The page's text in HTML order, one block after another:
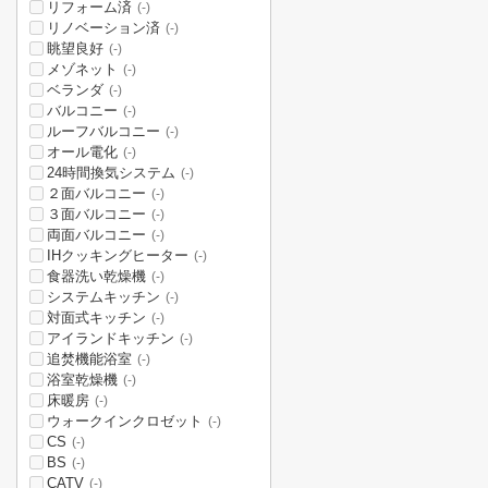
リフォーム済 (-)
リノベーション済 (-)
眺望良好 (-)
メゾネット (-)
ベランダ (-)
バルコニー (-)
ルーフバルコニー (-)
オール電化 (-)
24時間換気システム (-)
２面バルコニー (-)
３面バルコニー (-)
両面バルコニー (-)
IHクッキングヒーター (-)
食器洗い乾燥機 (-)
システムキッチン (-)
対面式キッチン (-)
アイランドキッチン (-)
追焚機能浴室 (-)
浴室乾燥機 (-)
床暖房 (-)
ウォークインクロゼット (-)
CS (-)
BS (-)
CATV (-)